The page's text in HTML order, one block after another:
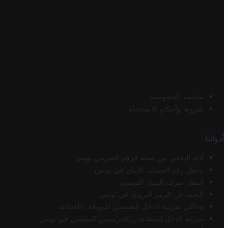
سياسة الخصوصية
شروط وأحكام الاستخدام
أدواتنا
أداة التحقق من صحة الرقم الضريبي تونس
محول رقم الحساب الآيبان في تونس
أسعار صرف الدينار التونسي
البحث عن الرمز البريدي في تونس
محاكي ضريبة الدخل الشخصي للموظف/المتقاعد
ضريبة الدخل للمتقاعدين الفرنسيين المقيمين في تونس